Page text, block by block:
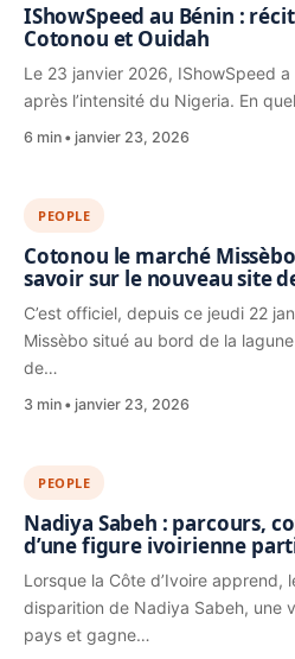
IShowSpeed au Bénin :
Cotonou et Ouidah
Le 23 janvier 2026, IShowSpeed
après l’intensité du Nigeria. En
6 min janvier 23, 2026
PEOPLE
Cotonou le marché
savoir sur le nouveau site
C’est officiel, depuis ce jeudi 22
Missèbo situé au bord de la
de…
3 min janvier 23, 2026
PEOPLE
Nadiya Sabeh : parcours,
d’une figure ivoirienne
Lorsque la Côte d’Ivoire apprend,
disparition de Nadiya Sabeh, une
pays et gagne…